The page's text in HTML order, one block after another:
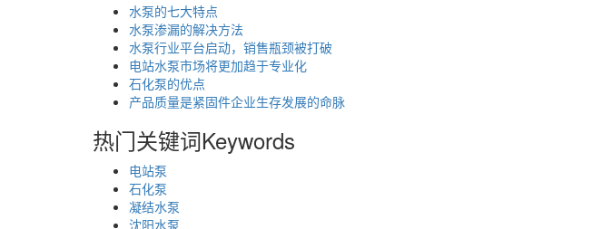
水泵的七大特点
水泵渗漏的解决方法
水泵行业平台启动，销售瓶颈被打破
电站水泵市场将更加趋于专业化
石化泵的优点
产品质量是紧固件企业生存发展的命脉
热门关键词Keywords
电站泵
石化泵
凝结水泵
沈阳水泵